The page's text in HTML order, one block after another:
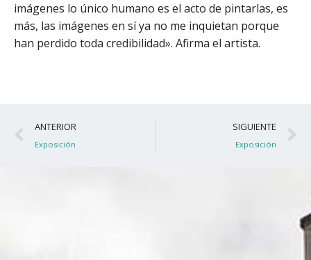
imágenes lo único humano es el acto de pintarlas, es
más, las imágenes en sí ya no me inquietan porque
han perdido toda credibilidad». Afirma el artista.
Ant
ANTERIOR
Exposición
SIGUIENTE
Exposición